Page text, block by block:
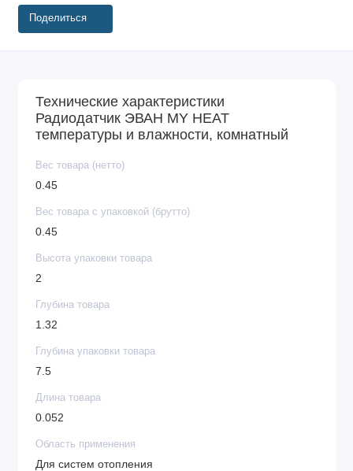
Поделиться
Технические характеристики
Радиодатчик ЭВАН MY HEAT
температуры и влажности, комнатный
Вес товара (нетто)
0.45
Вес товара с упаковкой (брутто)
0.45
Высота упаковки товара
2
Глубина товара
1.32
Глубина упаковки товара
7.5
Длина товара
0.052
Область применения
Для систем отопления